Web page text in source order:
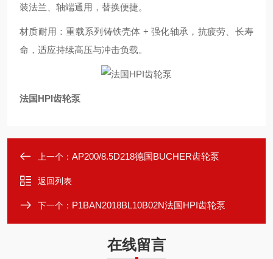
装法兰、轴端通用，替换便捷。
材质耐用：重载系列铸铁壳体 + 强化轴承，抗疲劳、长寿
命，适应持续高压与冲击负载。
法国HPI齿轮泵
上一个： AP200/8.5D218德国BUCHER齿轮泵
返回列表
下一个： P1BAN2018BL10B02N法国HPI齿轮泵
在线留言